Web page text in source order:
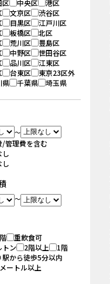
区 中央区
港区
文京区
渋谷区
目黒区
江戸川区
板橋区
北区
荒川区
豊島区
中野区
世田谷区
品川区
江東区
台東区
東京23区外
県
千葉県 埼玉県
～
/管理費を含む
し
し
～
重飲食可
トン
2階以上
1階
駅から徒歩5分以内
ートル以上